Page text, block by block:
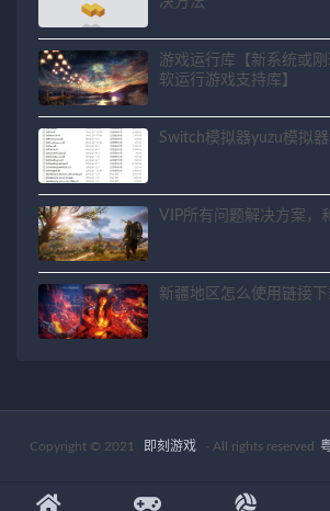
游戏运行库【新系统或
软运行游戏支持库】
Switch模拟器yuzu模拟
VIP所有问题解决方案，
新疆地区怎么使用链接下
Copyright © 2021 即刻游戏 - All rights reserved